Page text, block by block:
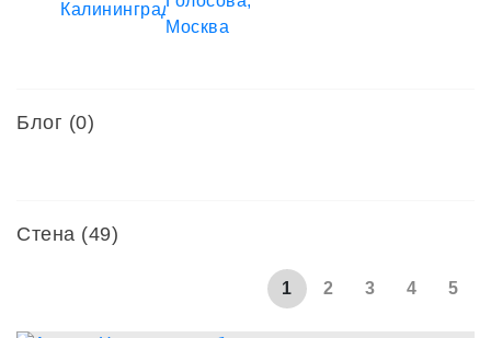
Блог (0)
Стена (49)
1 2 3 4 5